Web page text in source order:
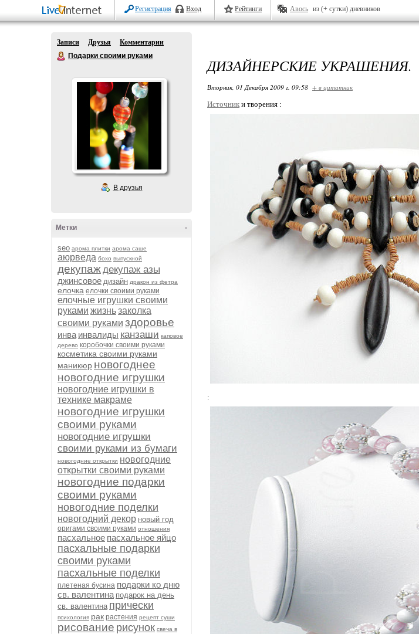
Регистрация Вход Рейтинги Авось из (+ сутки) дневников
Записи Друзья
Комментарии
Подарки своими руками
В друзья
-
Метки
seo арома плитки арома саше
аюрведа бохо выпускной
декупаждекупаж азы
джинсовое дизайн дракон из фетра
елочка елочки своими руками
елочные игрушки своими
руками жизньзаколка
своими руками здоровье
инва инвалиды канзаши каповое
дерево коробочки своими руками
косметика своими руками
маникюр новогоднее
новогодние игрушки
новогодние игрушки в
технике макраме
новогодние игрушки
своими руками
новогодние игрушки
своими руками из бумаги
новогодние открытки новогодние
открытки своими руками
новогодние подарки
своими руками
новогодние поделки
новогодний декор новый год
оригами своими руками отношения
пасхальное пасхальное яйцо
пасхальные подарки
своими руками
пасхальные поделки
плетеная бусина подарки ко дню
св. валентина подарок на день
св. валентина прически
психология рак растения рецепт суши
рисование рисунок свеча в
ДИЗАЙНЕРСКИЕ УКРАШЕНИЯ.
Вторник, 01 Декабря 2009 г. 09:58 + в цитатник
Источник и творения :
: